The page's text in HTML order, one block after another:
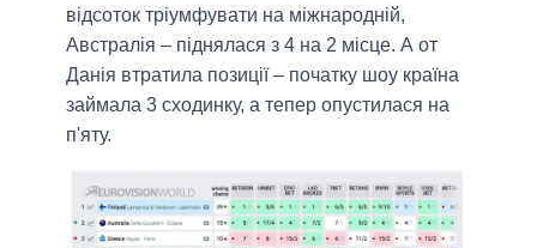
відсоток тріумфувати на міжнародній,
Австралія – піднялася з 4 на 2 місце. А от
Данія втратила позиції – початку шоу країна
займала 3 сходинку, а тепер опустилася на
п'яту.